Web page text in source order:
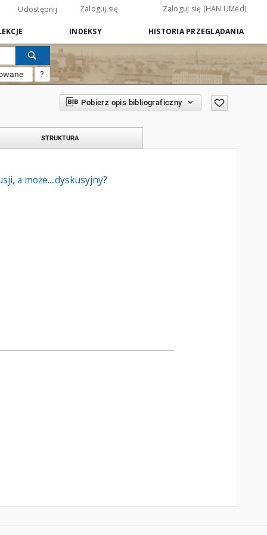
Udostępnij Zaloguj się Zaloguj się (HAN UMed)
INDEKSY HISTORIA PRZEGLĄDANIA
?
Pobierz opis bibliograficzny
STRUKTURA
a może....dyskusyjny?